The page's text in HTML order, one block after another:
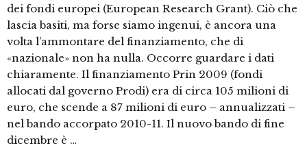
dei fondi europei (European Research Grant). Ciò che
lascia basiti, ma forse siamo ingenui, è ancora una
volta l’ammontare del finanziamento, che di
«nazionale» non ha nulla. Occorre guardare i dati
chiaramente. Il finanziamento Prin 2009 (fondi
allocati dal governo Prodi) era di circa 105 milioni di
euro, che scende a 87 milioni di euro – annualizzati –
nel bando accorpato 2010-11. Il nuovo bando di fine
dicembre è …